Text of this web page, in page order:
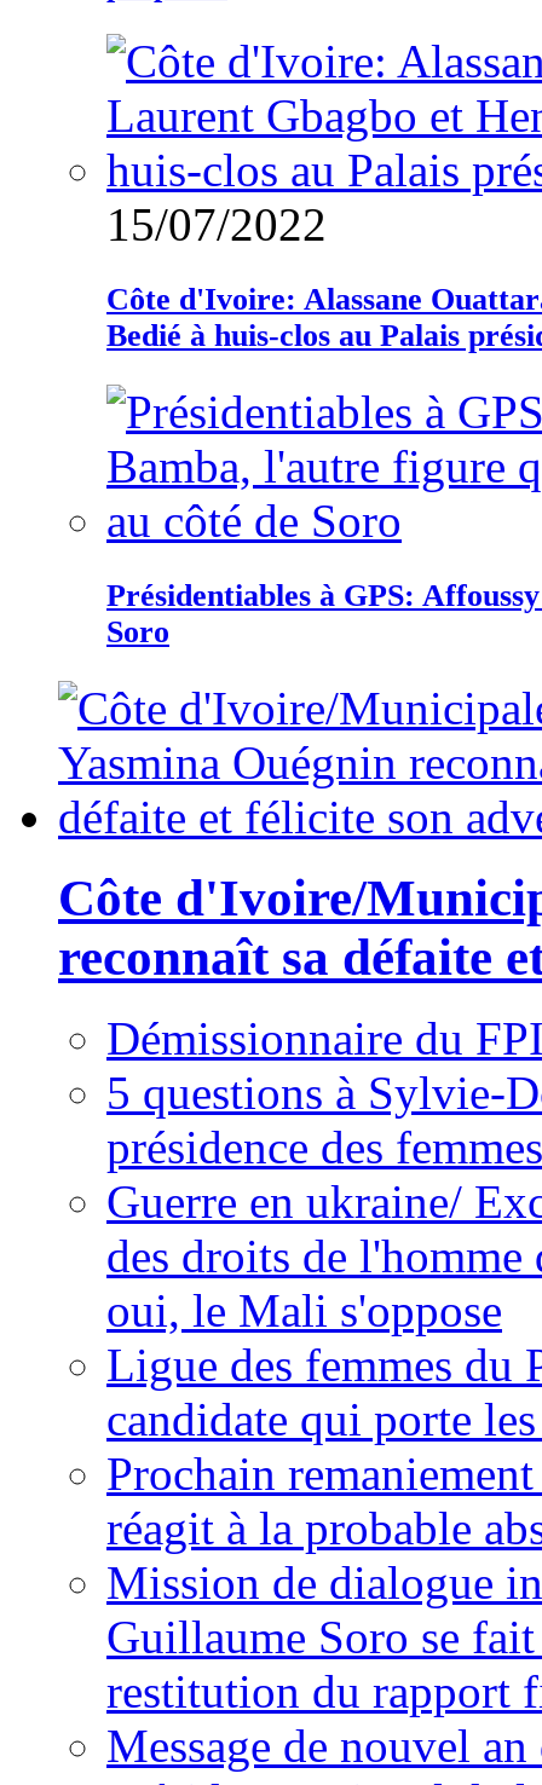
15/07/2022
Côte d'Ivoire: Alassane
Bedié à huis-clos au Palais
Présidentiables à GPS:
Soro
Côte d'Ivoire/
reconnaît sa défaite
Démissionnaire du
5 questions à Sylvie-
présidence des
Guerre en ukraine/
des droits de
oui, le Mali s'oppose
Ligue des femmes du
candidate qui porte
Prochain
réagit à la probable
Mission de dialogue
Guillaume Soro se
restitution du rapport
Message de nouvel